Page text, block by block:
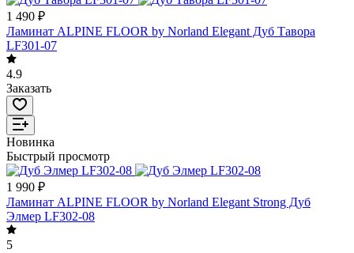
1 490 ₽
Ламинат ALPINE FLOOR by Norland Elegant Дуб Тавора
LF301-07
4.9
Заказать
Новинка
Быстрый просмотр
1 990 ₽
Ламинат ALPINE FLOOR by Norland Elegant Strong Дуб
Элмер LF302-08
5